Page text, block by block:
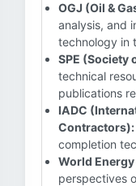
OGJ (Oil &
analysis, and
technology in
SPE (Society
technical
publications
IADC
Contractors):
completion
World
perspectives